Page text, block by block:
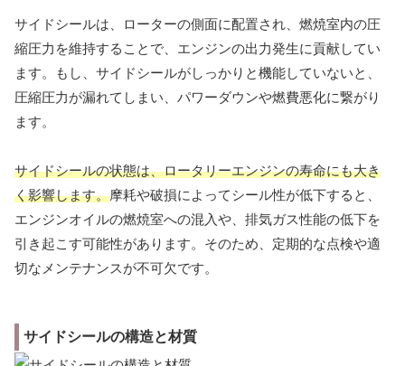
サイドシールは、ローターの側面に配置され、燃焼室内の圧
縮圧力を維持することで、エンジンの出力発生に貢献してい
ます。もし、サイドシールがしっかりと機能していないと、
圧縮圧力が漏れてしまい、パワーダウンや燃費悪化に繋がり
ます。
サイドシールの状態は、ロータリーエンジンの寿命にも大き
く影響します。摩耗や破損によってシール性が低下すると、
エンジンオイルの燃焼室への混入や、排気ガス性能の低下を
引き起こす可能性があります。そのため、定期的な点検や適
切なメンテナンスが不可欠です。
サイドシールの構造と材質